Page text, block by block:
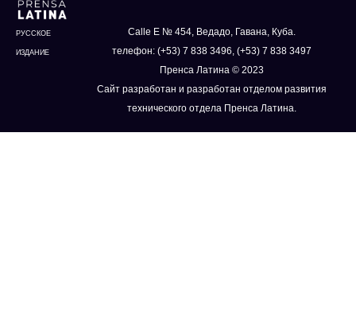
РУССКОЕ
ИЗДАНИЕ
Calle E № 454, Ведадо, Гавана, Куба.
телефон: (+53) 7 838 3496, (+53) 7 838 3497
Пренса Латина © 2023
Сайт разработан и разработан отделом развития
технического отдела Пренса Латина.